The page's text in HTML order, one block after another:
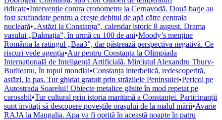
ridicate•Intervenție contra cronometru la Cernavodă. Două barje au
fost scufundate pentru a crește debitul de apă către centrala
nucleară•„Astăzi la Constanța”, calendar istoric 8 august. Drama
vasului „Dalmația”, în urmă cu 100 de ani•Moody’s menține
România la ratingul „Baa3”, dar păstrează perspectiva negativă. Ce
riscuri vede agenția•Aur pentru Constanța la Olimpiada
Internațională de Inteligență Artificială. Mircistul Alexandru Thury-
Burileanu, în topul mondial•Constanța interbelică, redescoperită,
astăzi, la pas. Tur ghidat gratuit prin străzilele Peninsulei•Pericol pe
Autostrada Soarelui! Obiecte metalice găsite în mod repetat pe
carosabil•Tur cultural prin istoria maritimă a Constanței. Participanții
sunt invitați să descopere poveștile orașului de la malul mării•Avarie
RAJA la Mangalia. Apa va fi oprită în această noapte în patru